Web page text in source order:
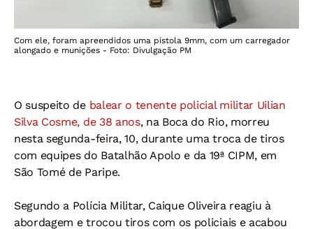
Com ele, foram apreendidos uma pistola 9mm, com um carregador
alongado e munições - Foto: Divulgação PM
O suspeito de balear o tenente policial militar Uilian
Silva Cosme, de 38 anos, na Boca do Rio, morreu
nesta segunda-feira, 10, durante uma troca de tiros
com equipes do Batalhão Apolo e da 19ª CIPM, em
São Tomé de Paripe.
Segundo a Polícia Militar, Caique Oliveira reagiu à
abordagem e trocou tiros com os policiais e acabou